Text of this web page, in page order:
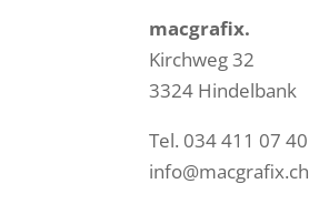
macgrafix.
Kirchweg 32
3324 Hindelbank
Tel. 034 411 07 40
info@macgrafix.ch